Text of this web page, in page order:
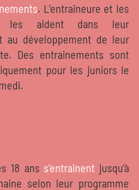
. L'entraineure et les
les aident dans leur
au développement de leur
Des entrainements sont
pour les juniors le
18 ans s’entrainent jusqu’à
selon leur programme